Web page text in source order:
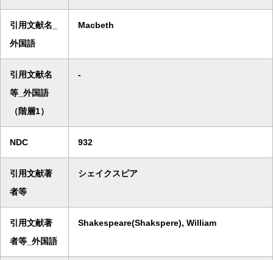
引用文献名_
外国語
Macbeth
引用文献名
等_外国語
（階層1）
-
NDC 932
引用文献著
者等
シェイクスピア
引用文献著
者等_外国語
Shakespeare(Shakspere), William